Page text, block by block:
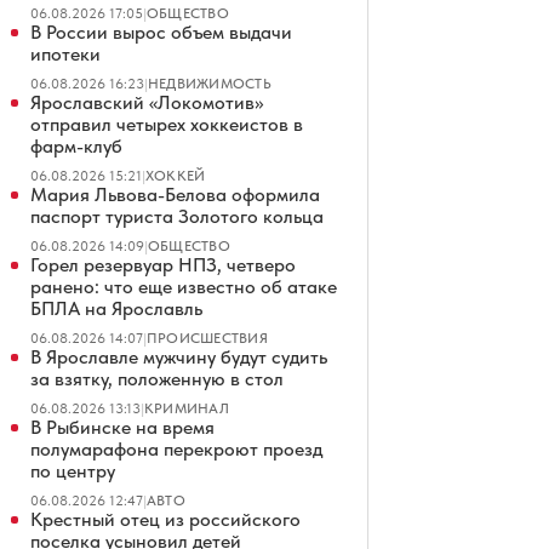
06.08.2026 17:05|ОБЩЕСТВО
В России вырос объем выдачи
ипотеки
06.08.2026 16:23|НЕДВИЖИМОСТЬ
Ярославский «Локомотив»
отправил четырех хоккеистов в
фарм-клуб
06.08.2026 15:21|ХОККЕЙ
Мария Львова-Белова оформила
паспорт туриста Золотого кольца
06.08.2026 14:09|ОБЩЕСТВО
Горел резервуар НПЗ, четверо
ранено: что еще известно об атаке
БПЛА на Ярославль
06.08.2026 14:07|ПРОИСШЕСТВИЯ
В Ярославле мужчину будут судить
за взятку, положенную в стол
06.08.2026 13:13|КРИМИНАЛ
В Рыбинске на время
полумарафона перекроют проезд
по центру
06.08.2026 12:47|АВТО
Крестный отец из российского
поселка усыновил детей